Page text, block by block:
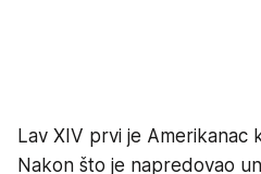
Lav XIV prvi je Amerikanac
Nakon što je napredovao